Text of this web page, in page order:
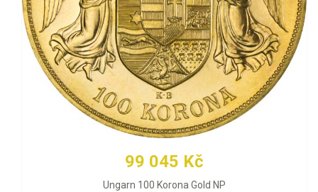
99 045 Kč
Ungarn 100 Korona Gold NP